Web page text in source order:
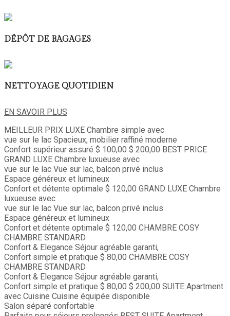
DÉPÔT DE BAGAGES
NETTOYAGE QUOTIDIEN
EN SAVOIR PLUS
MEILLEUR PRIX LUXE Chambre simple avec
vue sur le lac Spacieux, mobilier raffiné moderne
Confort supérieur assuré $ 100,00 $ 200,00 BEST PRICE
GRAND LUXE Chambre luxueuse avec
vue sur le lac Vue sur lac, balcon privé inclus
Espace généreux et lumineux
Confort et détente optimale $ 120,00 GRAND LUXE Chambre
luxueuse avec
vue sur le lac Vue sur lac, balcon privé inclus
Espace généreux et lumineux
Confort et détente optimale $ 120,00 CHAMBRE COSY
CHAMBRE STANDARD
Confort & Elegance Séjour agréable garanti,
Confort simple et pratique $ 80,00 CHAMBRE COSY
CHAMBRE STANDARD
Confort & Elegance Séjour agréable garanti,
Confort simple et pratique $ 80,00 $ 200,00 SUITE Apartment
avec Cuisine Cuisine équipée disponible
Salon séparé confortable